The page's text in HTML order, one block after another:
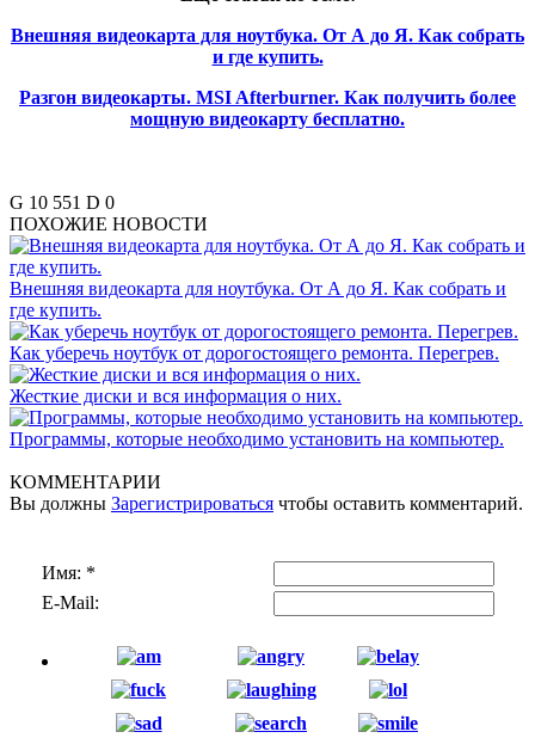
Внешняя видеокарта для ноутбука. От А до Я. Как собрать
и где купить.
Разгон видеокарты. MSI Afterburner. Как получить более
мощную видеокарту бесплатно.
G 10 551 D 0
ПОХОЖИЕ НОВОСТИ
Внешняя видеокарта для ноутбука. От А до Я. Как собрать и
где купить.
Как уберечь ноутбук от дорогостоящего ремонта. Перегрев.
Жесткие диски и вся информация о них.
Программы, которые необходимо установить на компьютер.
КОММЕНТАРИИ
Вы должны Зарегистрироваться чтобы оставить комментарий.
Имя: *
E-Mail: